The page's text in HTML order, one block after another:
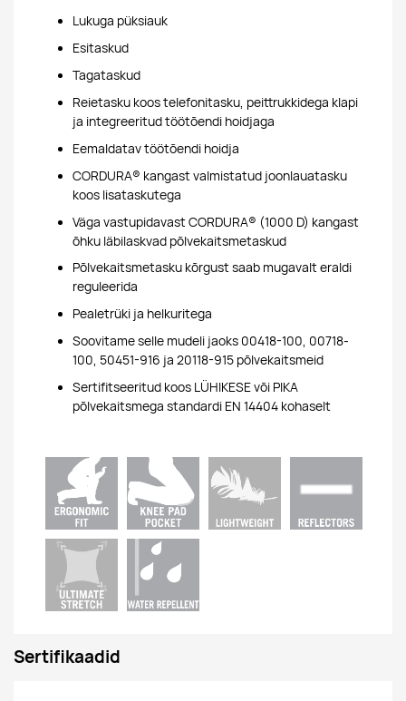
Lukuga püksiauk
Esitaskud
Tagataskud
Reietasku koos telefonitasku, peittrukkidega klapi
ja integreeritud töötõendi hoidjaga
Eemaldatav töötõendi hoidja
CORDURA® kangast valmistatud joonlauatasku
koos lisataskutega
Väga vastupidavast CORDURA® (1000 D) kangast
õhku läbilaskvad põlvekaitsmetaskud
Põlvekaitsmetasku kõrgust saab mugavalt eraldi
reguleerida
Pealetrüki ja helkuritega
Soovitame selle mudeli jaoks 00418-100, 00718-
100, 50451-916 ja 20118-915 põlvekaitsmeid
Sertifitseeritud koos LÜHIKESE või PIKA
põlvekaitsmega standardi EN 14404 kohaselt
Sertifikaadid